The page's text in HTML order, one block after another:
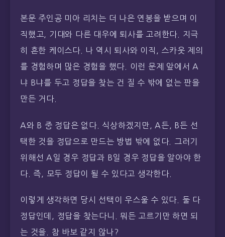
본문 주인공 미아 리치는 더 나은 연봉을 받으며 이
직했고, 기대와 다른 대우에 퇴사를 고려한다. 지극
히 흔한 케이스다. 나 역시 퇴사와 이직, 스카웃 제의
를 경험하며 많은 경험을 했다. 이런 문제 앞에서 A
냐 B냐를 두고 정답을 찾는 건 질 수 밖에 없는 판을
만든 거다.
A와 B 중 정답은 없다. 식상하겠지만, A든, B든 선
택한 것을 정답으로 만드는 방법 밖에 없다. 그러기
위해선 A일 경우 정답과 B일 경우 정답을 알아야 한
다. 즉, 모두 정답이 될 수 있다고 생각한다.
이렇게 생각하면 당시 선택이 우스울 수 있다. 둘 다
정답인데, 정답을 찾는다니. 뭐든 고르기만 하면 되
는 것을. 참 바보 같지 않나?